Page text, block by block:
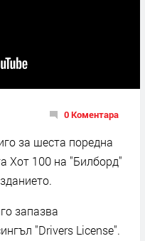
0 Коментара
за шеста поредна
Хот 100 на "Билборд"
запазва
"Drivers License".